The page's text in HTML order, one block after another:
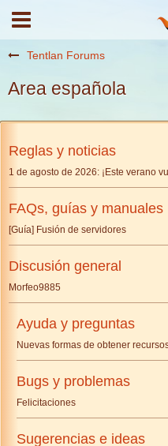
Tentlan Forums
Area española
Reglas y noticias
FAQs, guías y manuales
[Guía] Fusión de servidores
Discusión general
Morfeo9885
Ayuda y preguntas
Nuevas formas de obtener
Bugs y problemas
Felicitaciones
Sugerencias e ideas